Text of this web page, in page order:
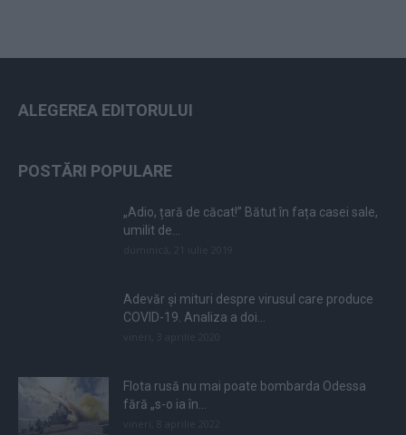
ALEGEREA EDITORULUI
POSTĂRI POPULARE
„Adio, țară de căcat!” Bătut în fața casei sale,
umilit de...
Adevăr și mituri despre virusul care produce
COVID-19. Analiza a doi...
Flota rusă nu mai poate bombarda Odessa
fără „s-o ia în...